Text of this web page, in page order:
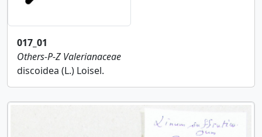
017_01
Others-P-Z Valerianaceae
discoidea (L.) Loisel.